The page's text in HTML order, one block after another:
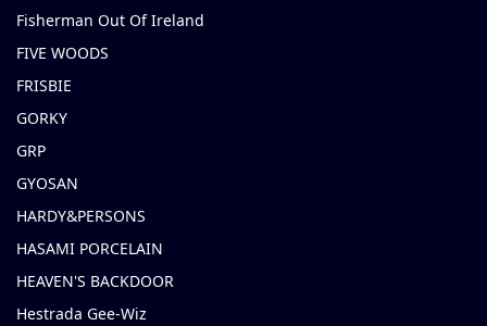
Fisherman Out Of Ireland
FIVE WOODS
FRISBIE
GORKY
GRP
GYOSAN
HARDY&PERSONS
HASAMI PORCELAIN
HEAVEN'S BACKDOOR
Hestrada Gee-Wiz